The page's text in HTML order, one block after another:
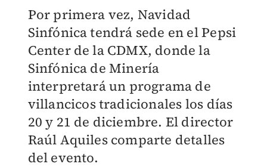
Por primera vez, Navidad
Sinfónica tendrá sede en el Pepsi
Center de la CDMX, donde la
Sinfónica de Minería
interpretará un programa de
villancicos tradicionales los días
20 y 21 de diciembre. El director
Raúl Aquiles comparte detalles
del evento.